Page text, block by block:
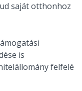
saját otthonhoz
is
felfelé